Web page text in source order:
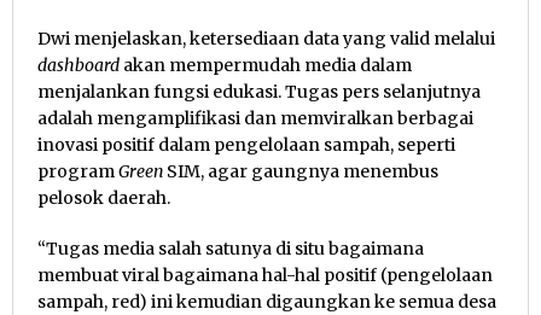
Dwi menjelaskan, ketersediaan data yang valid melalui
dashboard akan mempermudah media dalam
menjalankan fungsi edukasi. Tugas pers selanjutnya
adalah mengamplifikasi dan memviralkan berbagai
inovasi positif dalam pengelolaan sampah, seperti
program Green SIM, agar gaungnya menembus
pelosok daerah.
“Tugas media salah satunya di situ bagaimana
membuat viral bagaimana hal-hal positif (pengelolaan
sampah, red) ini kemudian digaungkan ke semua desa